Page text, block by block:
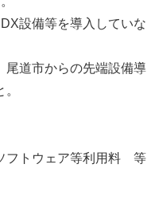
設備等を導入していな
道市からの先端設備導
トウェア等利用料 等